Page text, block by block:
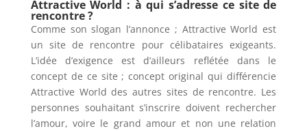
Attractive World : à qui s’adresse ce site de
rencontre ?
Comme son slogan l’annonce ; Attractive World est
un site de rencontre pour célibataires exigeants.
L’idée d’exigence est d’ailleurs reflétée dans le
concept de ce site ; concept original qui différencie
Attractive World des autres sites de rencontre. Les
personnes souhaitant s’inscrire doivent rechercher
l’amour, voire le grand amour et non une relation